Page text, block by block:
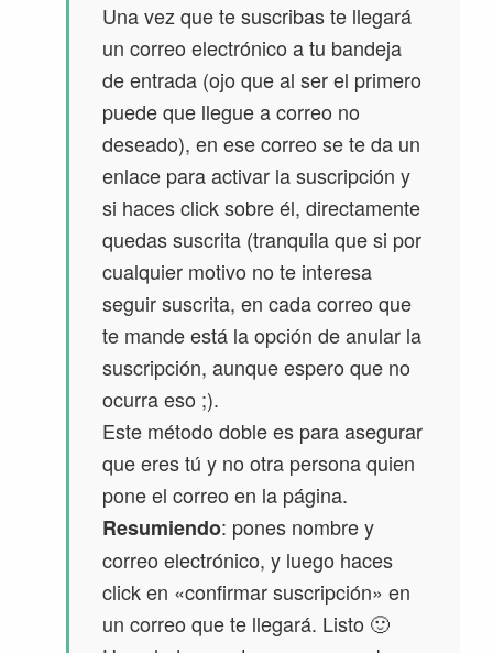
Una vez que te suscribas te llegará
un correo electrónico a tu bandeja
de entrada (ojo que al ser el primero
puede que llegue a correo no
deseado), en ese correo se te da un
enlace para activar la suscripción y
si haces click sobre él, directamente
quedas suscrita (tranquila que si por
cualquier motivo no te interesa
seguir suscrita, en cada correo que
te mande está la opción de anular la
suscripción, aunque espero que no
ocurra eso ;).
Este método doble es para asegurar
que eres tú y no otra persona quien
pone el correo en la página.
Resumiendo: pones nombre y
correo electrónico, y luego haces
click en «confirmar suscripción» en
un correo que te llegará. Listo 🙂